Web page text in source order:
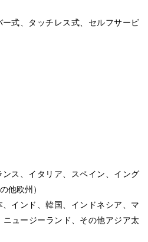
式、タッチレス式、セルフサービ
ス、イタリア、スペイン、イング
他欧州）
インド、韓国、インドネシア、マ
ュージーランド、その他アジア太